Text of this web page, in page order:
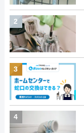
2
3
4